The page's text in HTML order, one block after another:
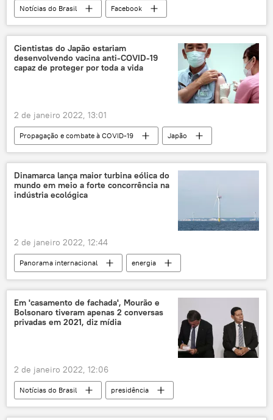
Notícias do Brasil
Facebook
Internet
publicação
Jair Bolsonaro
eleições
presidente
Carlos Bolsonaro
fake news
Cientistas do Japão estariam
desenvolvendo vacina anti-COVID-19
capaz de proteger por toda a vida
2 de janeiro 2022, 13:01
Propagação e combate à COVID-19
Japão
rato
COVID-19
novo coronavírus
vacina
Dinamarca lança maior turbina eólica do
mundo em meio a forte concorrência na
indústria ecológica
2 de janeiro 2022, 12:44
Panorama internacional
energia
Dinamarca
energia eólica Europa
Em 'casamento de fachada', Mourão e
Bolsonaro tiveram apenas 2 conversas
privadas em 2021, diz mídia
2 de janeiro 2022, 12:06
Notícias do Brasil
presidência
vice-presidente
Jair Bolsonaro